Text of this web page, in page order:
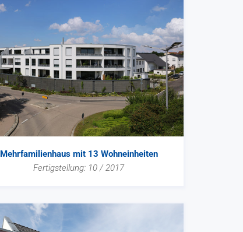
Mehrfamilienhaus mit 13 Wohneinheiten
Fertigstellung: 10 / 2017